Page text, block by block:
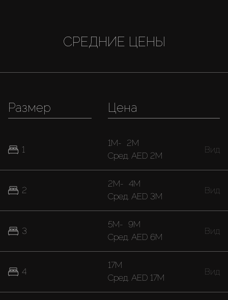
СРЕДНИЕ ЦЕНЫ
Размер
1
2
3
4
Цена
1M- 2M
Cред. AED 2M
Вид
2M- 4M
Cред. AED 3M
Вид
5M- 9M
Cред. AED 6M
Вид
17M
Cред. AED 17M
Вид